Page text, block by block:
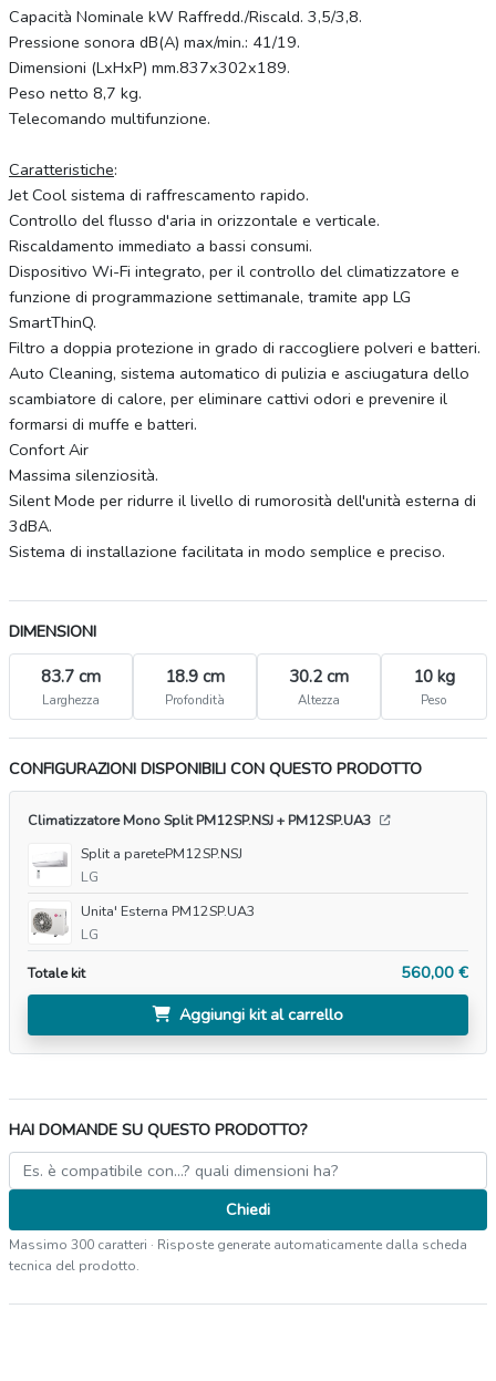
Capacità Nominale kW Raffredd./Riscald. 3,5/3,8.
Pressione sonora dB(A) max/min.: 41/19.
Dimensioni (LxHxP) mm.837x302x189.
Peso netto 8,7 kg.
Telecomando multifunzione.
Caratteristiche:
Jet Cool sistema di raffrescamento rapido.
Controllo del flusso d'aria in orizzontale e verticale.
Riscaldamento immediato a bassi consumi.
Dispositivo Wi-Fi integrato, per il controllo del climatizzatore e
funzione di programmazione settimanale, tramite app LG
SmartThinQ.
Filtro a doppia protezione in grado di raccogliere polveri e batteri.
Auto Cleaning, sistema automatico di pulizia e asciugatura dello
scambiatore di calore, per eliminare cattivi odori e prevenire il
formarsi di muffe e batteri.
Confort Air
Massima silenziosità.
Silent Mode per ridurre il livello di rumorosità dell'unità esterna di
3dBA.
Sistema di installazione facilitata in modo semplice e preciso.
DIMENSIONI
83.7 cm
Larghezza
18.9 cm
Profondità
30.2 cm
Altezza
10 kg
Peso
CONFIGURAZIONI DISPONIBILI CON QUESTO PRODOTTO
Climatizzatore Mono Split PM12SP.NSJ + PM12SP.UA3
Split a paretePM12SP.NSJ
LG
Unita' Esterna PM12SP.UA3
LG
Totale kit
560,00 €
Aggiungi kit al carrello
HAI DOMANDE SU QUESTO PRODOTTO?
Chiedi
Massimo 300 caratteri · Risposte generate automaticamente dalla scheda
tecnica del prodotto.